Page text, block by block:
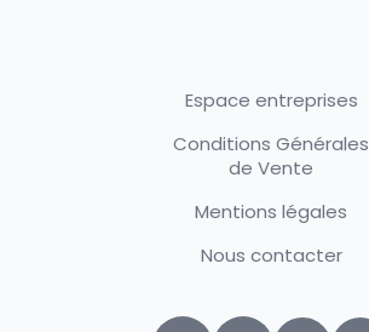
Espace entreprises
Conditions Générales
de Vente
Mentions légales
Nous contacter